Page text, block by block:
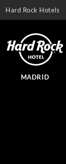
Hard Rock Hotels
MADRID